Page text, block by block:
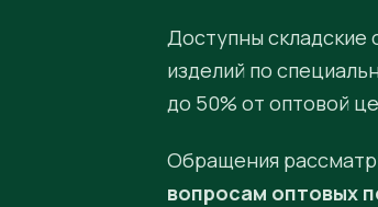
Доступны складские
изделий по
до 50% от оптовой
Обращения
вопросам оптовых